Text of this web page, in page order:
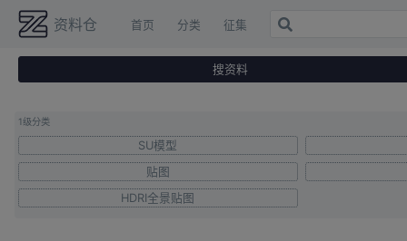
资料仓 首页 分类 征集
搜资料
1级分类
SU模型
贴图
HDRI全景贴图
除转载内容